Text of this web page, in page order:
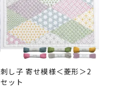
刺し子 寄せ模様＜菱形＞2
セット